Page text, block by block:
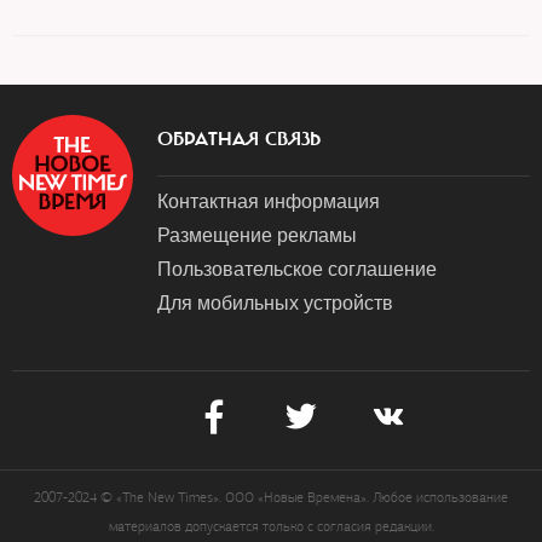
ОБРАТНАЯ СВЯЗЬ
Контактная информация
Размещение рекламы
Пользовательское соглашение
Для мобильных устройств
2007-2024 © «The New Times». ООО «Новые Времена». Любое использование
материалов допускается только с согласия редакции.